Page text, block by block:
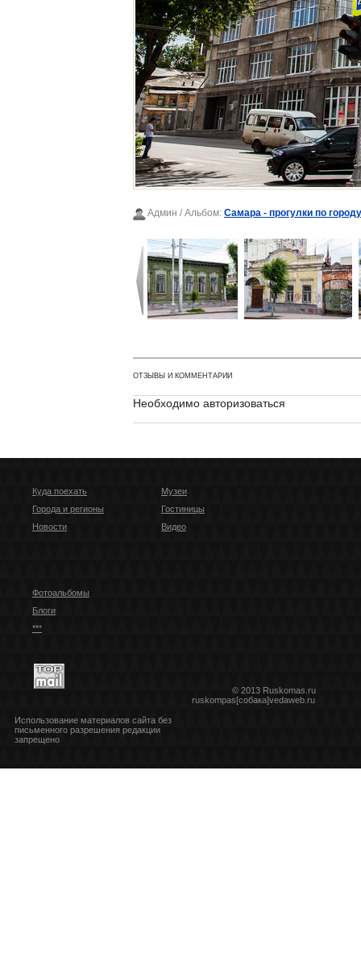
Админ / Альбом: Самара - прогулки по
ОТЗЫВЫ И КОММЕНТАРИИ
Необходимо авторизоваться
Куда поехать
Города и регионы
Новости
Музеи
Гостиницы
Видео
Фотоальбомы
Блоги
***
© 2013 Ruskomas.ru
ruskompas[собака]vedaweb.ru
Использование материалов сайта без
письменного разрешения редакции
запрещено